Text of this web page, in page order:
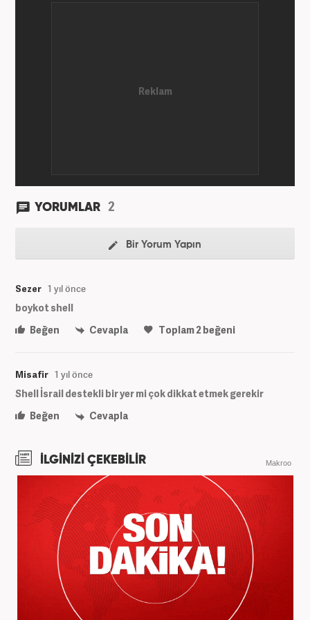
YORUMLAR 2
Bir Yorum Yapın
Sezer 1 yıl önce
boykot shell
Beğen
Cevapla Toplam2beğeni
Misafir 1 yıl önce
Shell İsrail destekli bir yer mi çok dikkat etmek gerekir
Beğen
Cevapla
İLGİNİZİ ÇEKEBİLİR Makroo